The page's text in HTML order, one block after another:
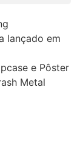
lançado em
e Pôster
Metal